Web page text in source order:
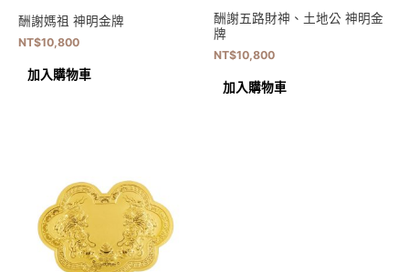
酬謝媽祖 神明金牌
NT$10,800
加入購物車
酬謝五路財神、土地公 神明金
牌
NT$10,800
加入購物車